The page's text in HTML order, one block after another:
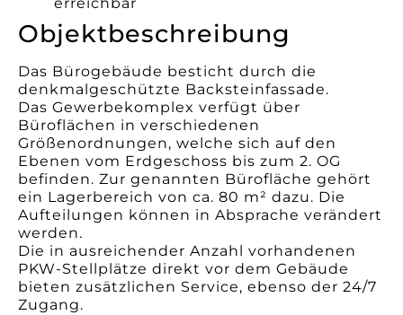
erreichbar
Objektbeschreibung
Das Bürogebäude besticht durch die
denkmalgeschützte Backsteinfassade.
Das Gewerbekomplex verfügt über
Büroflächen in verschiedenen
Größenordnungen, welche sich auf den
Ebenen vom Erdgeschoss bis zum 2. OG
befinden. Zur genannten Bürofläche gehört
ein Lagerbereich von ca. 80 m² dazu. Die
Aufteilungen können in Absprache verändert
werden.
Die in ausreichender Anzahl vorhandenen
PKW-Stellplätze direkt vor dem Gebäude
bieten zusätzlichen Service, ebenso der 24/7
Zugang.